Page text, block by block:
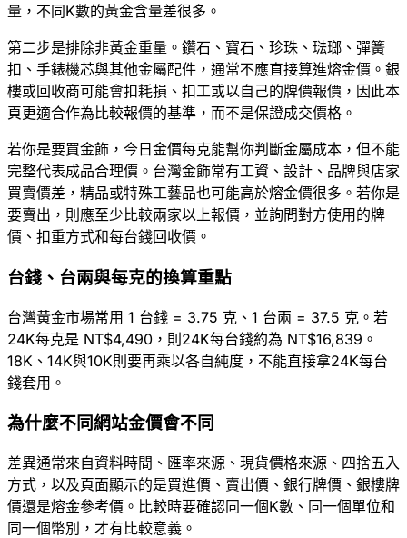
量，不同K數的黃金含量差很多。
第二步是排除非黃金重量。鑽石、寶石、珍珠、琺瑯、彈簧
扣、手錶機芯與其他金屬配件，通常不應直接算進熔金價。銀
樓或回收商可能會扣耗損、扣工或以自己的牌價報價，因此本
頁更適合作為比較報價的基準，而不是保證成交價格。
若你是要買金飾，今日金價每克能幫你判斷金屬成本，但不能
完整代表成品合理價。台灣金飾常有工資、設計、品牌與店家
買賣價差，精品或特殊工藝品也可能高於熔金價很多。若你是
要賣出，則應至少比較兩家以上報價，並詢問對方使用的牌
價、扣重方式和每台錢回收價。
台錢、台兩與每克的換算重點
台灣黃金市場常用 1 台錢 = 3.75 克、1 台兩 = 37.5 克。若
24K每克是 NT$4,490，則24K每台錢約為 NT$16,839。
18K、14K與10K則要再乘以各自純度，不能直接拿24K每台
錢套用。
為什麼不同網站金價會不同
差異通常來自資料時間、匯率來源、現貨價格來源、四捨五入
方式，以及頁面顯示的是買進價、賣出價、銀行牌價、銀樓牌
價還是熔金參考價。比較時要確認同一個K數、同一個單位和
同一個幣別，才有比較意義。